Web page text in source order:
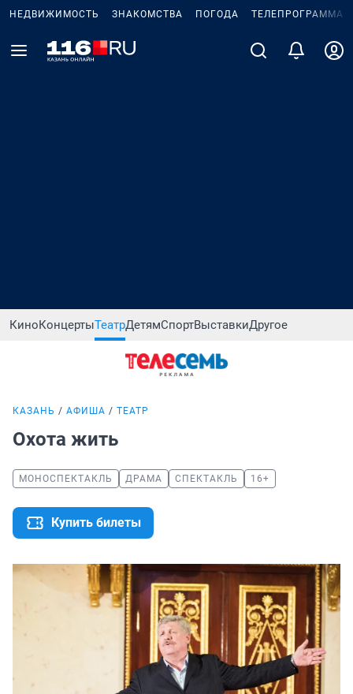
НЕДВИЖИМОСТЬ ЗНАКОМСТВА ПОГОДА ТЕЛЕПРОГРАММА
КиноКонцертыТеатрДетямСпортВыставкиДругое
КАЗАНЬ АФИША ТЕАТР
Охота жить
МОНОСПЕКТАКЛЬ ДРАМА СПЕКТАКЛЬ 16+
Купить билеты